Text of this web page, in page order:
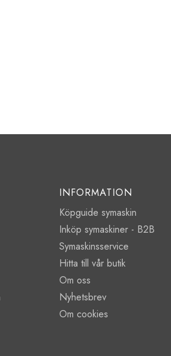
INFORMATION
Köpguide symaskin
Inköp symaskiner - B2B
Symaskinsservice
Hitta till vår butik
Om oss
Nyhetsbrev
Om cookies